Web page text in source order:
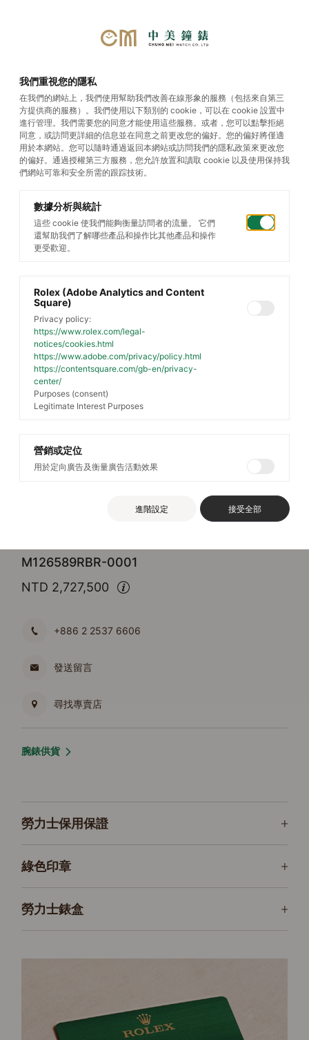
Cosmograph Daytona
Cosmograph Daytona
M126589RBR-0001
NTD 2,727,500
+886 2 2537 6606
發送留言
尋找專賣店
腕錶供貨
勞力士保用保證
綠色印章
勞力士錶盒
我們重視您的隱私
在我們的網站上，我們使用幫助我們改善在線形象的服務（包括來自第三
方提供商的服務）。我們使用以下類別的 cookie，可以在 cookie 設置中
進行管理。我們需要您的同意才能使用這些服務。或者，您可以點擊拒絕
同意，或訪問更詳細的信息並在同意之前更改您的偏好。您的偏好將僅適
用於本網站。您可以隨時通過返回本網站或訪問我們的隱私政策來更改您
的偏好。通過授權第三方服務，您允許放置和讀取 cookie 以及使用保持我
們網站可靠和安全所需的跟踪技術。
數據分析與統計
這些 cookie 使我們能夠衡量訪問者的流量。 它們
還幫助我們了解哪些產品和操作比其他產品和操作
更受歡迎。
Rolex (Adobe Analytics and Content
Square)
Privacy policy:
https://www.rolex.com/legal-
notices/cookies.html
https://www.adobe.com/privacy/policy.html
https://contentsquare.com/gb-en/privacy-
center/
Purposes (consent)
Legitimate Interest Purposes
營銷或定位
用於定向廣告及衡量廣告活動效果
進階設定 接受全部